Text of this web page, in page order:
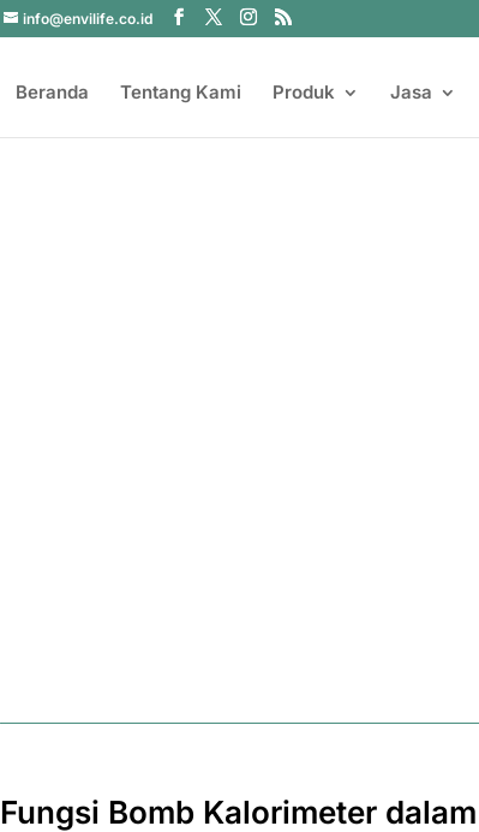
info@envilife.co.id
Beranda Tentang Kami Produk Jasa
Fungsi Bomb Kalorimeter